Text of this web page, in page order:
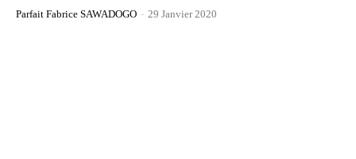
Parfait Fabrice SAWADOGO - 29 Janvier 2020